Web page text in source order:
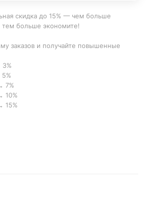
скидка до 15% — чем больше
тем больше экономите!
заказов и получайте повышенные
7%
10%
15%